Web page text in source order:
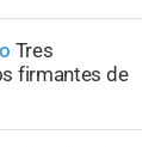
Tres
firmantes de